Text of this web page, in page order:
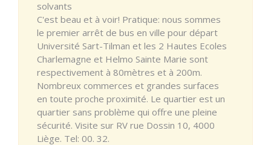
solvants
C'est beau et à voir! Pratique: nous sommes
le premier arrêt de bus en ville pour départ
Université Sart-Tilman et les 2 Hautes Ecoles
Charlemagne et Helmo Sainte Marie sont
respectivement à 80mètres et à 200m.
Nombreux commerces et grandes surfaces
en toute proche proximité. Le quartier est un
quartier sans problème qui offre une pleine
sécurité. Visite sur RV rue Dossin 10, 4000
Liège. Tel: 00. 32.